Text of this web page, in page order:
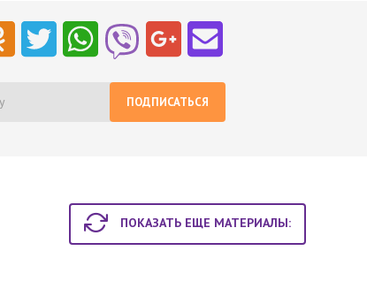
ПОДПИСАТЬСЯ
ПОКАЗАТЬ ЕЩЕ МАТЕРИАЛЫ: